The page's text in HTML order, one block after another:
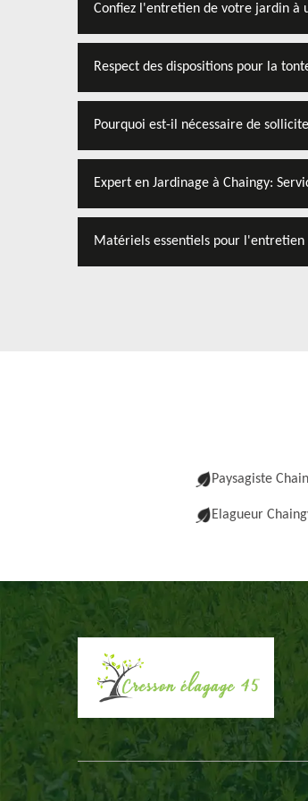
Confiez l'entretien de votre jardin à
Respect des dispositions pour la
Pourquoi est-il nécessaire de
Expert en Jardinage à Chaingy:
Matériels essentiels pour l'entretien
Paysagiste
Elagueur